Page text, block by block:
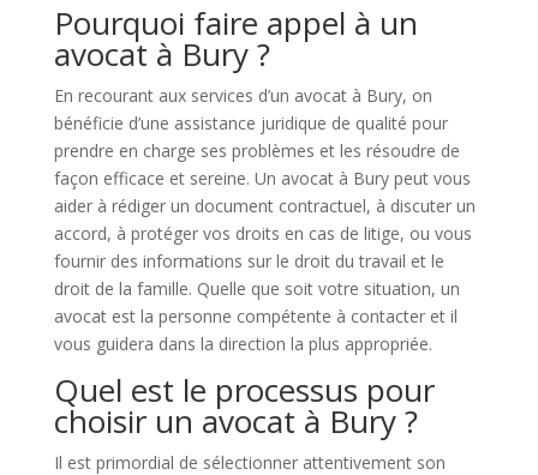
Pourquoi faire appel à un
avocat à Bury ?
En recourant aux services d’un avocat à Bury, on
bénéficie d’une assistance juridique de qualité pour
prendre en charge ses problèmes et les résoudre de
façon efficace et sereine. Un avocat à Bury peut vous
aider à rédiger un document contractuel, à discuter un
accord, à protéger vos droits en cas de litige, ou vous
fournir des informations sur le droit du travail et le
droit de la famille. Quelle que soit votre situation, un
avocat est la personne compétente à contacter et il
vous guidera dans la direction la plus appropriée.
Quel est le processus pour
choisir un avocat à Bury ?
Il est primordial de sélectionner attentivement son